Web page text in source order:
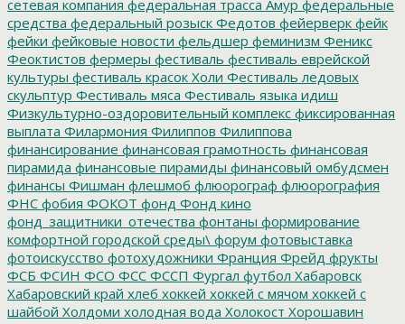
сетевая компания федеральная трасса Амур федеральные
средства федеральный розыск Федотов фейерверк фейк
фейки фейковые новости фельдшер феминизм Феникс
Феоктистов фермеры фестиваль фестиваль еврейской
культуры фестиваль красок Холи Фестиваль ледовых
скульптур Фестиваль мяса Фестиваль языка идиш
Физкультурно-оздоровительный комплекс фиксированная
выплата Филармония Филиппов Филиппова
финансирование финансовая грамотность финансовая
пирамида финансовые пирамиды финансовый омбудсмен
финансы Фишман флешмоб флюорограф флюорография
ФНС фобия ФОКОТ фонд Фонд кино
фонд_защитники_отечества фонтаны формирование
комфортной городской среды\ форум фотовыставка
фотоискусство фотохудожники Франция Фрейд фрукты
ФСБ ФСИН ФСО ФСС ФССП Фургал футбол Хабаровск
Хабаровский край хлеб хоккей хоккей с мячом хоккей с
шайбой Холдоми холодная вода Холокост Хорошавин